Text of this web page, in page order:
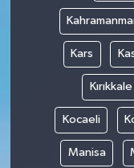
Kars
Kırıkkale
Kocaeli
Manisa